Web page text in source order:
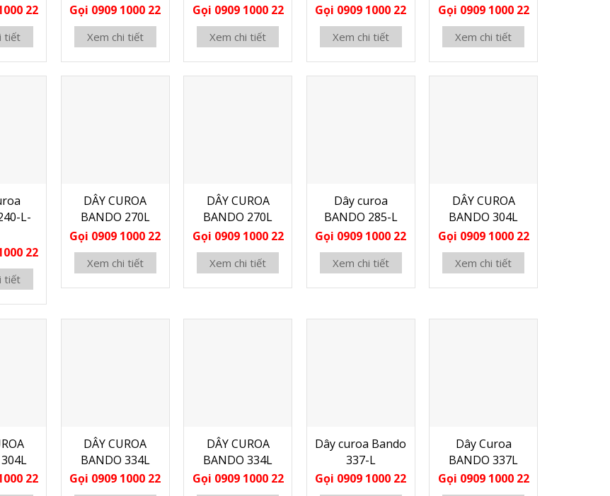
22
tiết
Gọi 0909 1000 22
Xem chi tiết
Gọi 0909 1000 22
Xem chi tiết
Gọi 0909 1000 22
Xem chi tiết
Gọi 0909 1000 22
Xem chi tiết
L-
22
tiết
DÂY CUROA
BANDO 270L
Gọi 0909 1000 22
Xem chi tiết
DÂY CUROA
BANDO 270L
Gọi 0909 1000 22
Xem chi tiết
Dây curoa
BANDO 285-L
Gọi 0909 1000 22
Xem chi tiết
DÂY CUROA
BANDO 304L
Gọi 0909 1000 22
Xem chi tiết
22
DÂY CUROA
BANDO 334L
Gọi 0909 1000 22
DÂY CUROA
BANDO 334L
Gọi 0909 1000 22
Dây curoa Bando
337-L
Gọi 0909 1000 22
Dây Curoa
BANDO 337L
Gọi 0909 1000 22